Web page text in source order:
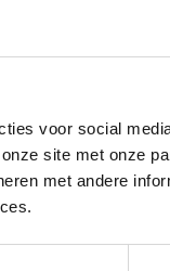
voor social
site met onze
met andere